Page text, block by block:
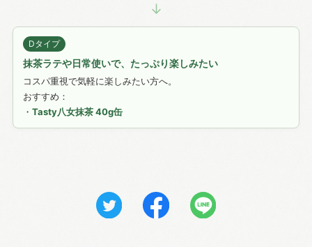
↓
Dタイプ
抹茶ラテや日常使いで、たっぷり楽しみたい
コスパ重視で気軽に楽しみたい方へ。
おすすめ：
・ Tasty八女抹茶 40g缶